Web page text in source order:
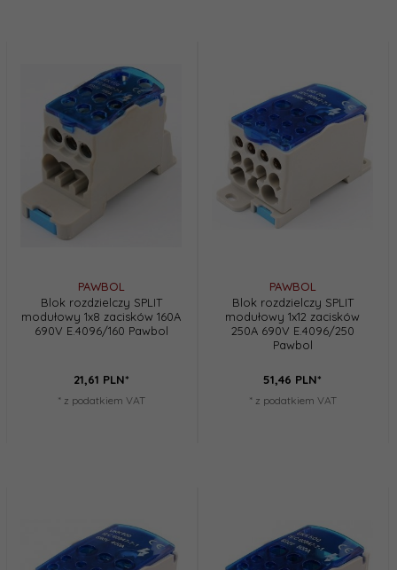
PAWBOL
Blok rozdzielczy SPLIT
modułowy 1x8 zacisków 160A
690V E.4096/160 Pawbol
21,61 PLN*
* z podatkiem VAT
PAWBOL
Blok rozdzielczy SPLIT
modułowy 1x12 zacisków
250A 690V E.4096/250
Pawbol
51,46 PLN*
* z podatkiem VAT